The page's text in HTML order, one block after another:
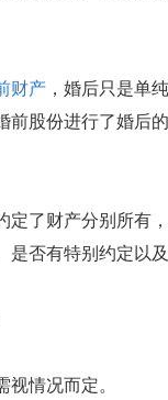
财产 ，婚后只是单
前股份进行了婚后
定了财产分别所有
是否有特别约定以
视情况而定。